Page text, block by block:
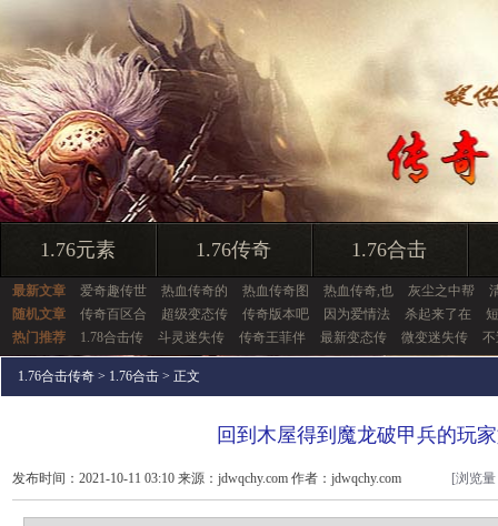
1.76元素 1.76传奇 1.76合击
最新文章 爱奇趣传世 热血传奇的 热血传奇图 热血传奇,也 灰尘之中帮
随机文章
传奇百区合 超级变态传 传奇版本吧 因为爱情法 杀起来了在
热门推荐
1.78合击传 斗灵迷失传 传奇王菲伴 最新变态传 微变迷失传
1.76合击传奇 > 1.76合击 > 正文
回到木屋得到魔龙破甲兵的玩
发布时间：2021-10-11 03:10 来源：jdwqchy.com 作者：jdwqchy.com [浏览